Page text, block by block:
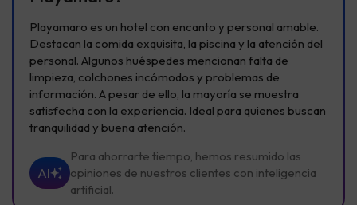
Playamaro es un hotel con encanto y personal amable.
Destacan la comida exquisita, la piscina y la atención del
personal. Algunos huéspedes mencionan falta de
limpieza, colchones incómodos y problemas de
información. A pesar de ello, la mayoría se muestra
satisfecha con la experiencia. Ideal para quienes buscan
tranquilidad y buena atención.
AI
Para ahorrarte tiempo, hemos resumido las
opiniones de nuestros clientes con inteligencia
artificial.